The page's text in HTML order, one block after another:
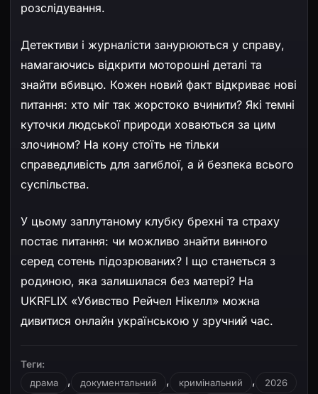
розслідування.
Детективи і журналісти занурюються у справу,
намагаючись відкрити моторошні деталі та
знайти вбивцю. Кожен новий факт відкриває нові
питання: хто міг так жорстоко вчинити? Які темні
куточки людської природи ховаються за цим
злочином? На кону стоїть не тільки
справедливість для загиблої, а й безпека всього
суспільства.
У цьому заплутаному клубку брехні та страху
постає питання: чи можливо знайти винного
серед сотень підозрюваних? І що станеться з
родиною, яка залишилася без матері? На
UKRFLIX «Убивство Рейчел Нікелл» можна
дивитися онлайн українською у зручний час.
Теги:
драма
, документальний , кримінальний , 2026